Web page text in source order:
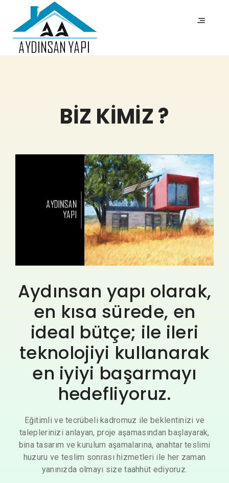
BIZ KIMIZ ?
Aydınsan yapı olarak,
en kısa sürede, en
ideal bütçe; ile ileri
teknolojiyi kullanarak
en iyiyi başarmayı
hedefliyoruz.
Eğitimli ve tecrübeli kadromuz ile beklentinizi ve
taleplerinizi anlayan, proje aşamasından başlayarak,
bina tasarım ve kurulum aşamalarına, anahtar teslimi
huzuru ve teslim sonrası hizmetleri ile her zaman
yanınızda olmayı size taahhüt ediyoruz.